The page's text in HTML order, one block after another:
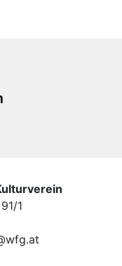
1